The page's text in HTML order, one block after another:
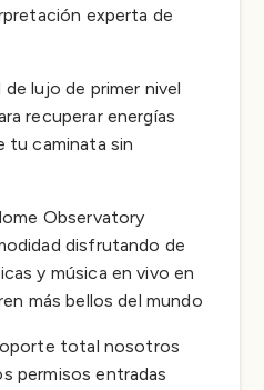
experta de
lujo de primer nivel
recuperar energías
tu caminata sin
Observatory
disfrutando de
y música en vivo en
más bellos del mundo
total nosotros
permisos entradas